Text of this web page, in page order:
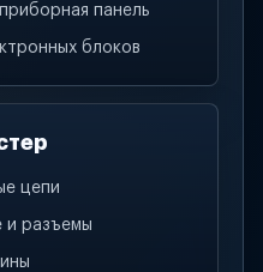
панель
блоков
цепи
и разъемы